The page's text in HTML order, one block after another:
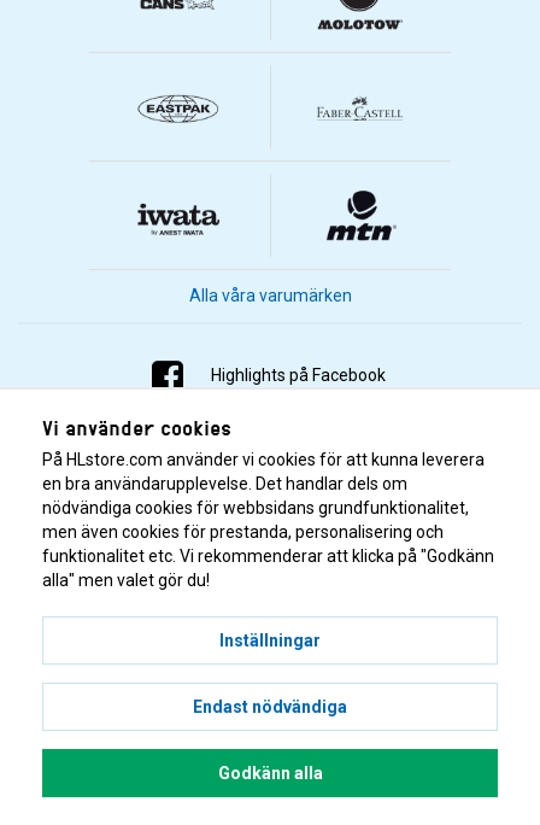
Alla våra varumärken
Highlights på Facebook
Highlights på Instagram
Highlights på Youtube
Highlights på Tiktok
© 2001–2026 Highlights/KR Distribution AB.
Vi använder cookies
På HLstore.com använder vi cookies för att kunna leverera
en bra användarupplevelse. Det handlar dels om
nödvändiga cookies för webbsidans grundfunktionalitet,
men även cookies för prestanda, personalisering och
funktionalitet etc. Vi rekommenderar att klicka på "Godkänn
alla" men valet gör du!
Inställningar
Endast nödvändiga
Godkänn alla